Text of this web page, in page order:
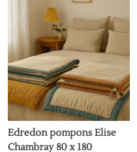
du
produit
Edredon pompons Elise
Chambray 80 x 180